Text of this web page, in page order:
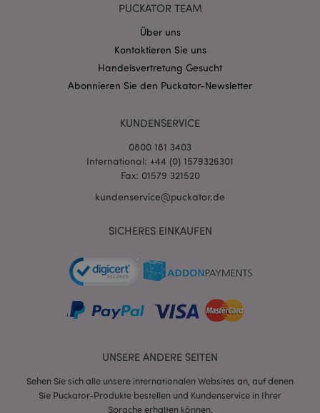
PUCKATOR TEAM
Über uns
Kontaktieren Sie uns
Handelsvertretung Gesucht
Abonnieren Sie den Puckator-Newsletter
KUNDENSERVICE
0800 181 3403
International: +44 (0) 1579326301
Fax: 01579 321520
kundenservice@puckator.de
SICHERES EINKAUFEN
UNSERE ANDERE SEITEN
Sehen Sie sich alle unsere internationalen Websites an, auf denen
Sie Puckator-Produkte bestellen und Kundenservice in Ihrer
Sprache erhalten können.
mage-cache-sessid
Adobe Inc.
www.puckator.de
Datenschutzbestimmungen von Google